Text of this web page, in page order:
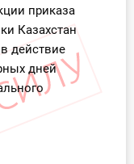
приказа
Казахстан
действие
дней